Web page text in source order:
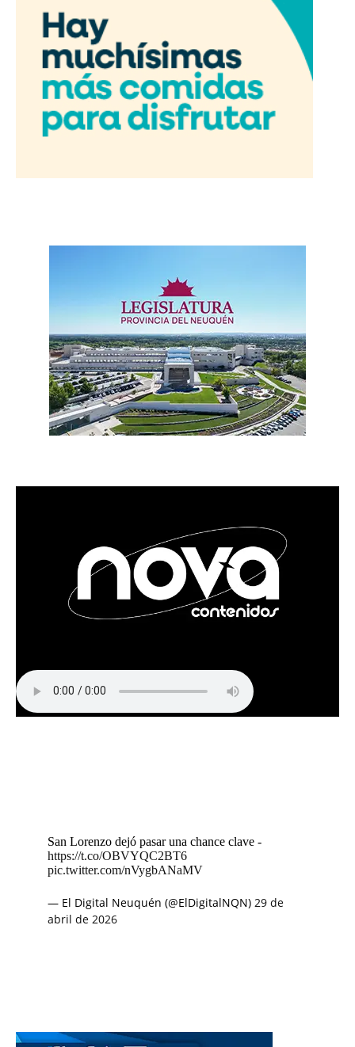
San Lorenzo dejó pasar una chance clave -
https://t.co/OBVYQC2BT6
pic.twitter.com/nVygbANaMV
— El Digital Neuquén (@ElDigitalNQN) 29 de
abril de 2026